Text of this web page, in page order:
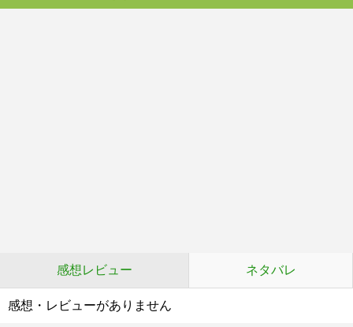
感想レビュー ネタバレ
感想・レビューがありません